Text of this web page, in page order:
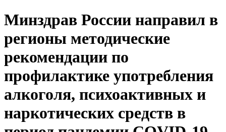
Минздрав России направил в
регионы методические
рекомендации по
профилактике употребления
алкоголя, психоактивных и
наркотических средств в